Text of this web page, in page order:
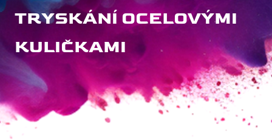
TRYSKÁNÍ OCELOVÝMI
KULIČKAMI